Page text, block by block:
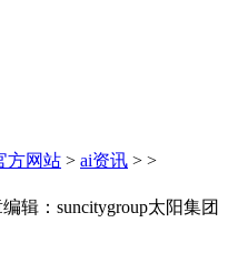
方网站 > ai资讯 > >
辑：suncitygroup太阳集团